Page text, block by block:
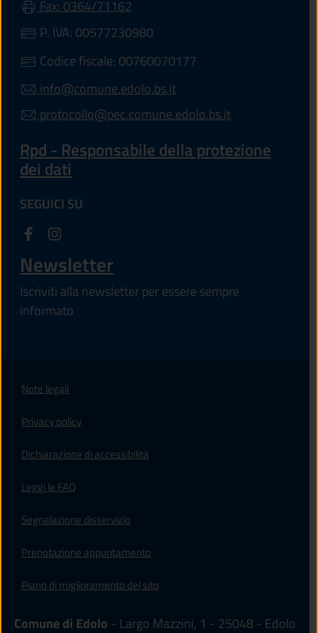
Fax: 0364/71162
P. IVA: 00577230980
Codice fiscale: 00760070177
info@comune.edolo.bs.it
protocollo@pec.comune.edolo.bs.it
Rpd - Responsabile della protezione
dei dati
SEGUICI SU
Newsletter
Iscriviti alla newsletter per essere sempre
informato
Note legali
Privacy policy
Dichiarazione di accessibilità
Leggi le FAQ
Segnalazione disservizio
Prenotazione appuntamento
Piano di miglioramento del sito
Comune di Edolo - Largo Mazzini, 1 - 25048 - Edolo